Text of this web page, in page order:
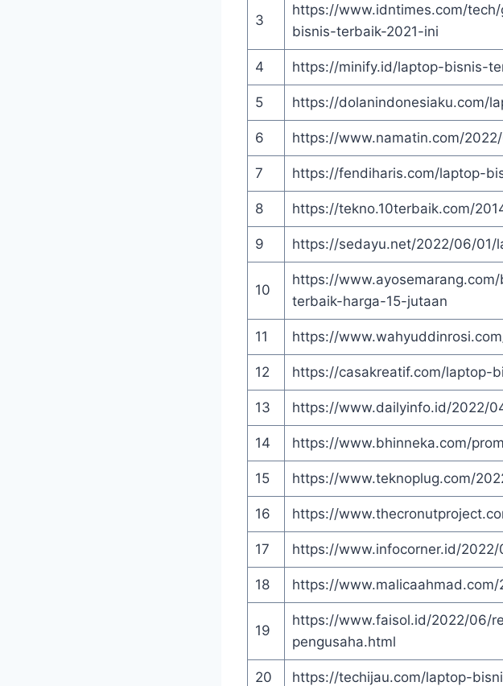
3
https://www.idntimes.com/
bisnis-terbaik-2021-ini
4 https://minify.id/laptop-bisnis-
5 https://dolanindonesiaku.com/
6 https://www.namatin.com/
7 https://fendiharis.com/laptop-
8 https://tekno.10terbaik.com/
9 https://sedayu.net/2022/06/
10
https://
terbaik-harga-15-jutaan
11 https://
12 https://casakreatif.com/laptop-
13 https://www.dailyinfo.id/2022/
14 https://www.bhinneka.com/
15 https://www.teknoplug.com/
16 https://
17 https://www.infocorner.id/
18 https://
19
https://www.faisol.id/2022/06/
pengusaha.html
20 https://techijau.com/laptop-